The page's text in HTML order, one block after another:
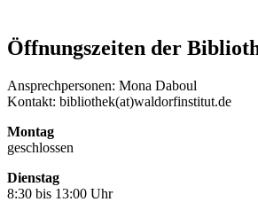
Öffnungszeiten der
Ansprechpersonen: Mona Daboul
Kontakt: bibliothek(at)waldorfinstitut.de
Montag
geschlossen
Dienstag
8:30 bis 13:00 Uhr